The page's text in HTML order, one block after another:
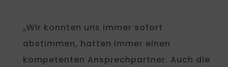
„Wir konnten uns immer sofort
abstimmen, hatten immer einen
kompetenten Ansprechpartner. Auch die